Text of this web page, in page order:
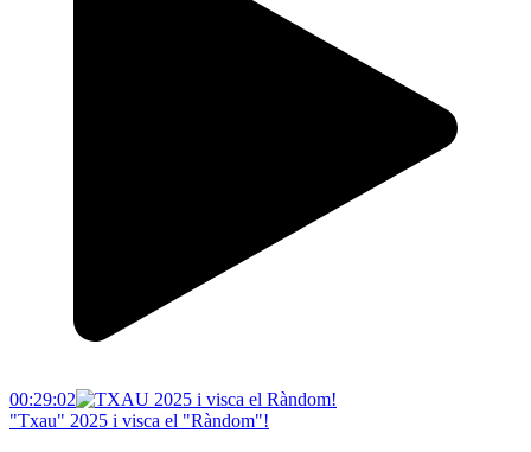
00:29:02
"Txau" 2025 i visca el "Ràndom"!